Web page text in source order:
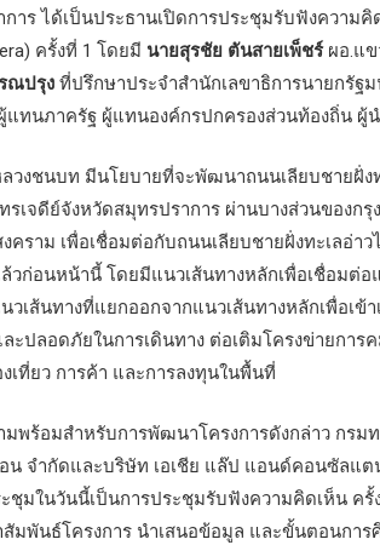
าร ได้เป็นประธานเปิดการประชุมรับฟังความ
ครั้งที่ 1 โดยมี นายสุรชัย ตันสายเพ็ชร์ผอ.แข
ณปรุง ที่ปรึกษาประจำสำนักเลขาธิการนายกรั
แทนภาครัฐ ผู้แทนองค์กรปกครองส่วนท้องถิ่น
วงชนบท มีนโยบายที่จะพัฒนาถนนเลียบชายฝั่
รเจดีย์จังหวัดสมุทรปราการ ผ่านบางส่วนของก
คราม เพื่อเชื่อมต่อกับถนนเลียบชายฝั่งทะเลอ่
ก่อนหน้านี้ โดยมีแนวเส้นทางหลักเพื่อเชื่อมต่อ
วเส้นทางที่แยกออกจากแนวเส้นทางหลักเพื่อเ
ะปลอดภัยในการเดินทาง ต่อเติมโครงข่ายก
เที่ยว การค้า และการลงทุนในพื้นที่
มพร้อมสำหรับการพัฒนาโครงการดังกล่าว กร
น จำกัดและบริษัท เอเชีย แล๊ป แอนด์คอนซัลแ
ชุมในวันนี้เป็นการประชุมรับฟังความคิดเห็น ค
มพันธ์โครงการ นำเสนอข้อมูล และขั้นตอนกา